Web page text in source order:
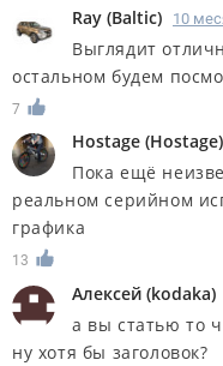
Ray (Baltic) 10
Выглядит
остальном будем
7
Hostage (Hostage)
Пока ещё
реальном серийном
графика
13
Алексей (kodaka)
а вы статью то
ну хотя бы заголовок?